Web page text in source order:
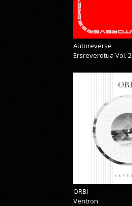
Autoreverse
Ersreverotua Vol. 2
ORBI
Ventron